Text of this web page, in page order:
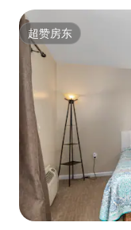
超赞房东
超赞房东